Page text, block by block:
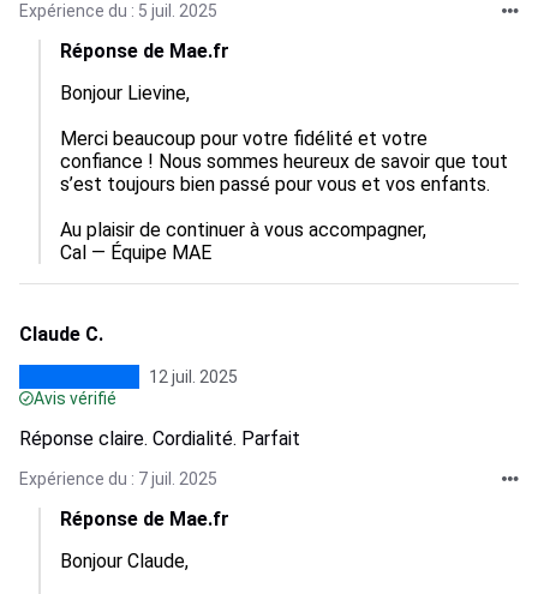
Expérience du : 5 juil. 2025
Réponse de Mae.fr
Bonjour Lievine,
Merci beaucoup pour votre fidélité et votre
confiance ! Nous sommes heureux de savoir que tout
s’est toujours bien passé pour vous et vos enfants.
Au plaisir de continuer à vous accompagner,
Cal — Équipe MAE
Claude C.
12 juil. 2025
Avis vérifié
Réponse claire. Cordialité. Parfait
Expérience du : 7 juil. 2025
Réponse de Mae.fr
Bonjour Claude,